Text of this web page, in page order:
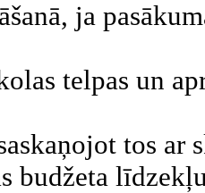
ja
telpas un
tos ar
budžeta